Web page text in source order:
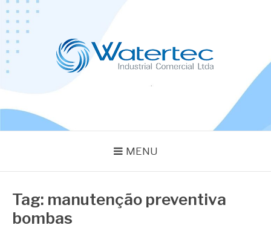
Pular
para
conteúdo
MENU
Tag: manutenção preventiva
bombas